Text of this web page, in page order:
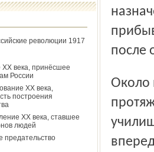
революции 1917
века, принёсшее
России
ХХ века,
построения
ХХ века, ставшее
людей
предательство
после
Около полудня паломники отправились в путь. На всём